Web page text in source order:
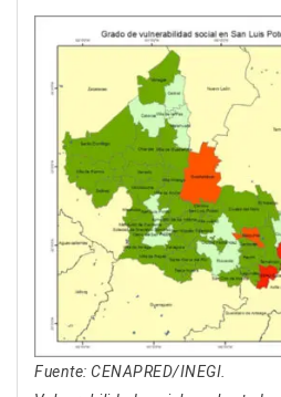
Fuente: CENAPRED/INEGI.